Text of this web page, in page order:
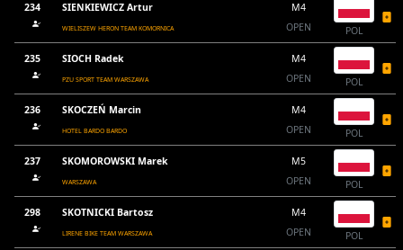
234 SIENKIEWICZ Artur
WIELISZEW HERON TEAM KOMORNICA
M4
OPEN
POL
235 SIOCH Radek
PZU SPORT TEAM WARSZAWA
M4
OPEN
POL
236 SKOCZEŃ Marcin
HOTEL BARDO BARDO
M4
OPEN
POL
237 SKOMOROWSKI Marek
WARSZAWA
M5
OPEN
POL
298 SKOTNICKI Bartosz
LIRENE BIKE TEAM WARSZAWA
M4
OPEN
POL